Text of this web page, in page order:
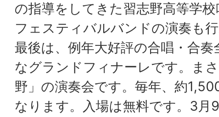
の指導をしてきた習志野高等学
フェスティバルバンドの演奏も
最後は、例年大好評の合唱・合
なグランドフィナーレです。ま
野」の演奏会です。毎年、約
なります。入場は無料です。3月